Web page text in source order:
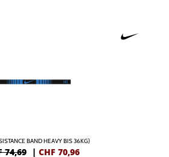
BAND HEAVY BIS 36KG)
74,69 | CHF 70,96